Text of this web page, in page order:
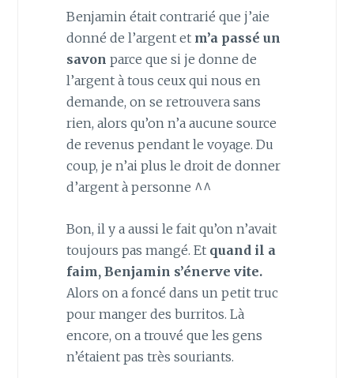
Benjamin était contrarié que j’aie
donné de l’argent et m’a passé un
savon parce que si je donne de
l’argent à tous ceux qui nous en
demande, on se retrouvera sans
rien, alors qu’on n’a aucune source
de revenus pendant le voyage. Du
coup, je n’ai plus le droit de donner
d’argent à personne ^^
Bon, il y a aussi le fait qu’on n’avait
toujours pas mangé. Et quand il a
faim, Benjamin s’énerve vite.
Alors on a foncé dans un petit truc
pour manger des burritos. Là
encore, on a trouvé que les gens
n’étaient pas très souriants.